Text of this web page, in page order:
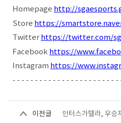
Homepage http://
Store https://
Twitter https://twitter.com/
Facebook https://
Instagram https://
- - - - - - - - - - - - - - - - - - - - - - -
이전글 인터스가텔라, 우